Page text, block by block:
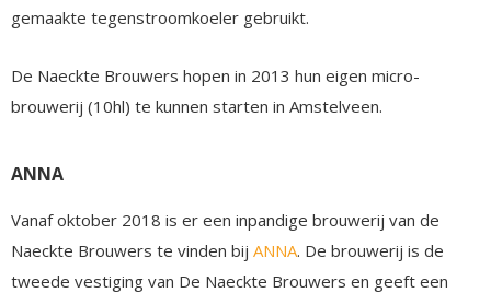
gemaakte tegenstroomkoeler gebruikt.
De Naeckte Brouwers hopen in 2013 hun eigen micro-
brouwerij (10hl) te kunnen starten in Amstelveen.
ANNA
Vanaf oktober 2018 is er een inpandige brouwerij van de
Naeckte Brouwers te vinden bij ANNA. De brouwerij is de
tweede vestiging van De Naeckte Brouwers en geeft een